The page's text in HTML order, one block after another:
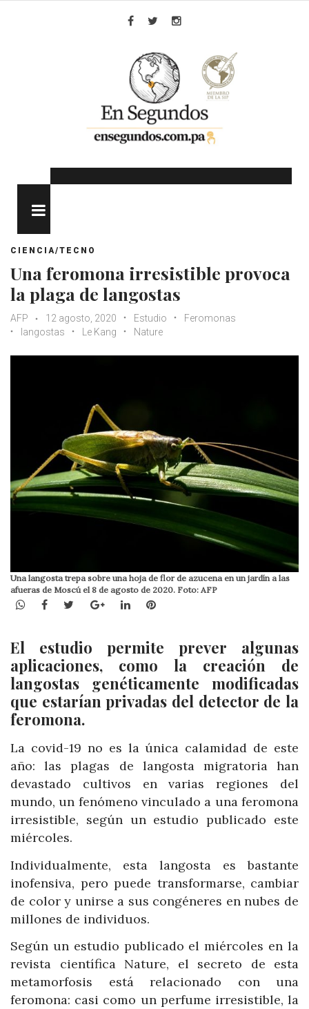
CIENCIA/TECNO
Una feromona irresistible provoca
la plaga de langostas
AFP 12 agosto, 2020 Estudio
Feromonas
langostas
Le Kang Nature
Una langosta trepa sobre una hoja de flor de azucena en un jardín a las
afueras de Moscú el 8 de agosto de 2020. Foto: AFP
WhatsApp
Facebook
TwitterGoogle+LinkedInPinterest
El estudio permite prever algunas
aplicaciones, como la creación de
langostas genéticamente modificadas
que estarían privadas del detector de la
feromona.
La covid-19 no es la única calamidad de este
año: las plagas de langosta migratoria han
devastado cultivos en varias regiones del
mundo, un fenómeno vinculado a una feromona
irresistible, según un estudio publicado este
miércoles.
Individualmente, esta langosta es bastante
inofensiva, pero puede transformarse, cambiar
de color y unirse a sus congéneres en nubes de
millones de individuos.
Según un estudio publicado el miércoles en la
revista científica Nature, el secreto de esta
metamorfosis está relacionado con una
feromona: casi como un perfume irresistible, la